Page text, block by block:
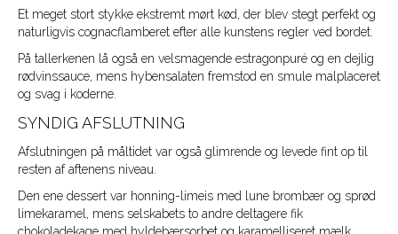
Et meget stort stykke ekstremt mørt kød, der blev stegt perfekt og
naturligvis cognacflamberet efter alle kunstens regler ved bordet.
På tallerkenen lå også en velsmagende estragonpuré og en dejlig
rødvinssauce, mens hybensalaten fremstod en smule malplaceret
og svag i koderne.
SYNDIG AFSLUTNING
Afslutningen på måltidet var også glimrende og levede fint op til
resten af aftenens niveau.
Den ene dessert var honning-limeis med lune brombær og sprød
limekaramel, mens selskabets to andre deltagere fik